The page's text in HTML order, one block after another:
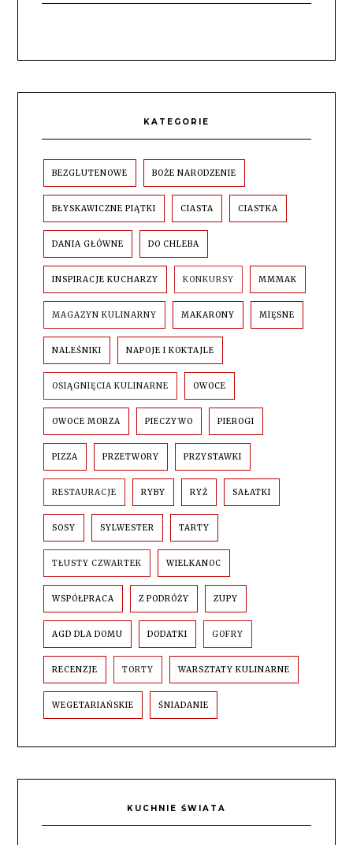
KATEGORIE
BEZGLUTENOWE BOŻE NARODZENIE
BŁYSKAWICZNE PIĄTKI CIASTA CIASTKA
DANIA GŁÓWNE DO CHLEBA
INSPIRACJE KUCHARZY KONKURSY MMMAK
MAGAZYN KULINARNY MAKARONY MIĘSNE
NALEŚNIKI NAPOJE I KOKTAJLE
OSIĄGNIĘCIA KULINARNE OWOCE
OWOCE MORZA PIECZYWO PIEROGI
PIZZA PRZETWORY PRZYSTAWKI
RESTAURACJE RYBY RYŻ SAŁATKI
SOSY SYLWESTER TARTY
TŁUSTY CZWARTEK WIELKANOC
WSPÓŁPRACA Z PODRÓŻY ZUPY
AGD DLA DOMU DODATKI GOFRY
RECENZJE TORTY WARSZTATY KULINARNE
WEGETARIAŃSKIE ŚNIADANIE
KUCHNIE ŚWIATA